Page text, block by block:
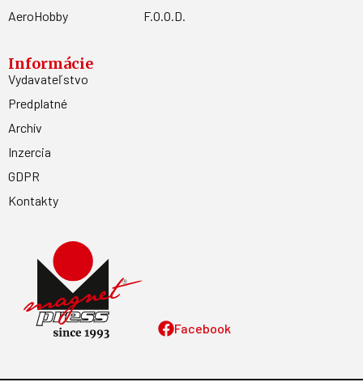
Facebook
AeroHobby
F.O.O.D.
Informácie
Vydavateľstvo
Predplatné
Archív
Inzercia
GDPR
Kontakty